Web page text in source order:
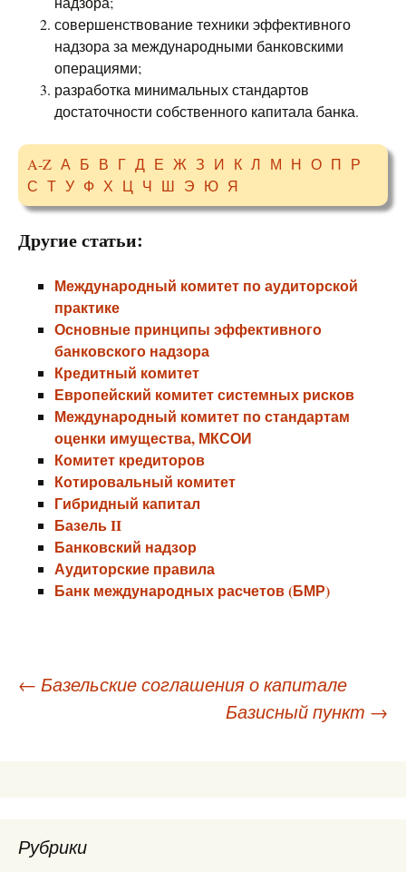
совершенствование техники эффективного
надзора за международными банковскими
операциями;
разработка минимальных стандартов
достаточности собственного капитала банка.
A-Z А Б В Г Д Е Ж З И К Л М Н О П Р
С Т У Ф Х Ц Ч Ш Э Ю Я
Другие статьи:
Международный комитет по аудиторской
практике
Основные принципы эффективного
банковского надзора
Кредитный комитет
Европейский комитет системных рисков
Международный комитет по стандартам
оценки имущества, МКСОИ
Комитет кредиторов
Котировальный комитет
Гибридный капитал
Базель II
Банковский надзор
Аудиторские правила
Банк международных расчетов (БМР)
Навигация
← Базельские соглашения о капитале
Базисный пункт →
Рубрики